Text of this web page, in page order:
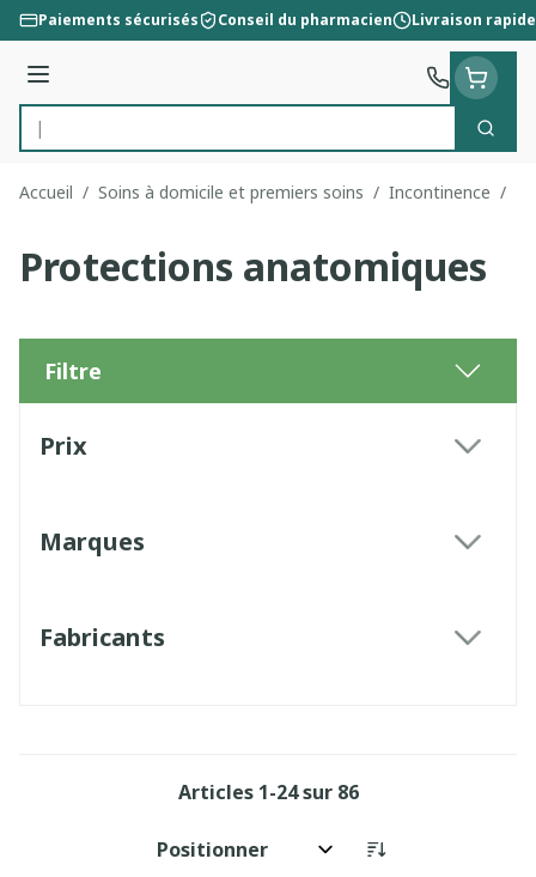
Aller au contenu
Paiements sécurisés Conseil du pharmacien Livraison rapide
Menu
Rechercher
Accueil / Soins à domicile et premiers soins / Incontinence /
Protections anatomiques
Filtre
Prix
Marques
Fabricants
Articles 1-24sur 86
Trier par: